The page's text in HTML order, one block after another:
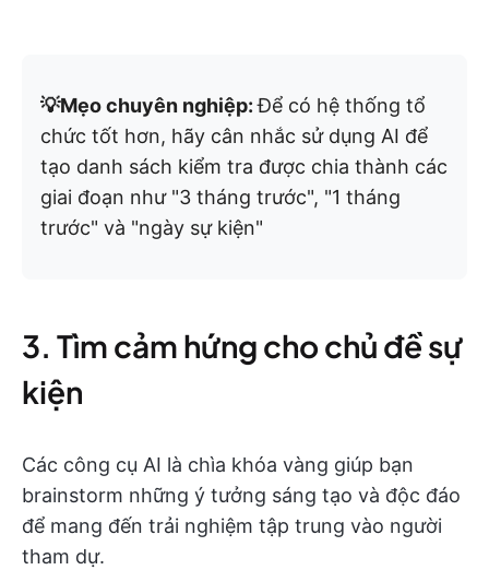
💡Mẹo chuyên nghiệp:Để có hệ thống tổ
chức tốt hơn, hãy cân nhắc sử dụng AI để
tạo danh sách kiểm tra được chia thành các
giai đoạn như "3 tháng trước", "1 tháng
trước" và "ngày sự kiện"
3. Tìm cảm hứng cho chủ đề sự
kiện
Các công cụ AI là chìa khóa vàng giúp bạn
brainstorm những ý tưởng sáng tạo và độc đáo
để mang đến trải nghiệm tập trung vào người
tham dự.